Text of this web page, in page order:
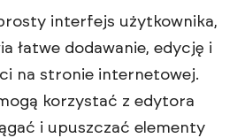
interfejs użytkownika,
łatwe dodawanie, edycję i
na stronie internetowej.
korzystać z edytora
i upuszczać elementy